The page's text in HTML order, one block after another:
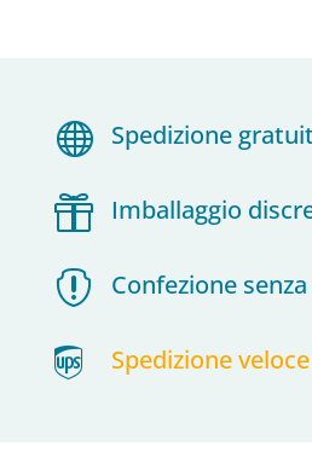
 Spedizione
 Imballaggio
 Confezione
 Spedizione